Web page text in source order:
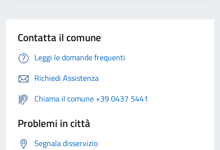
Contatta il comune
Leggi le domande frequenti
Richiedi Assistenza
Chiama il comune +39 0437 5441
Problemi in città
Segnala disservizio